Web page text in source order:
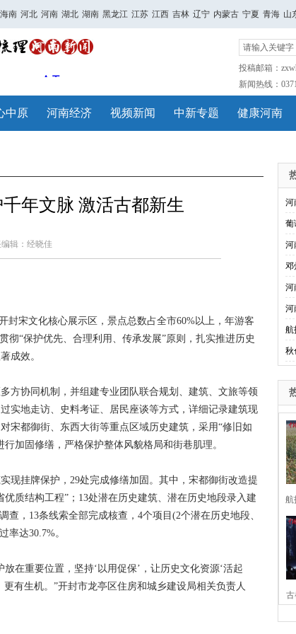
海南 河北 河南 湖北 湖南 黑龙江 江苏 江西 吉林 辽宁 内蒙古 宁夏 青海 山
投稿邮箱：
新闻热线：
中原 河南经济 视频新闻 中新专题 健康河南
年文脉 激活古都新生
辑：经晓佳
宋文化核心展示区，景点总数占全市60%以上，年游客
彻“保护优先、合理利用、传承发展”原则，扎实推进历史
成效。
协同机制，并组建专业团队联合规划、建筑、文旅等领
实地走访、史料考证、居民座谈等方式，详细记录建筑现
宋都御街、东西大街等重点区域历史建筑，采用“修旧如
加固修缮，严格保护整体风貌格局和街巷肌理。
挂牌保护，29处完成修缮加固。其中，宋都御街改造提
质结构工程”；13处潜在历史建筑、潜在历史地段录入建
，13条线索全部完成核查，4个项目(2个潜在历史地段、
率达30.7%。
重要位置，坚持‘以用促保’，让历史文化资源‘活起
有生机。”开封市龙亭区住房和城乡建设局相关负责人
河
葡
河
邓
河
河
航
秋
航
古